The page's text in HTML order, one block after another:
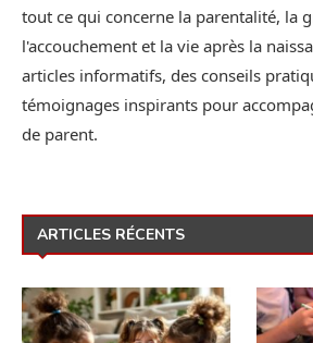
tout ce qui concerne la parentalité, la
l'accouchement et la vie après la
articles informatifs, des conseils
témoignages inspirants pour
de parent.
ARTICLES RÉCENTS